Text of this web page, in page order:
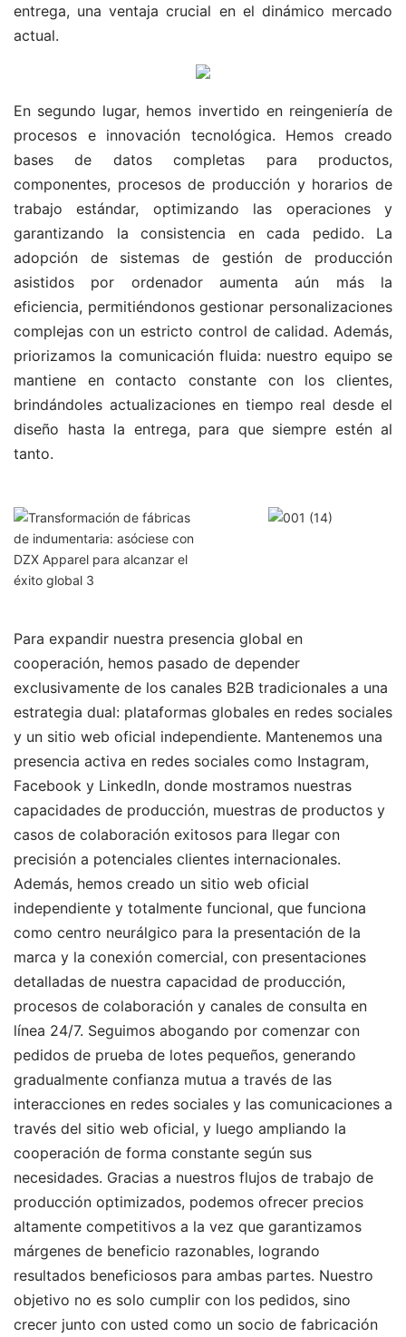
entrega, una ventaja crucial en el dinámico mercado
actual.
En segundo lugar, hemos invertido en reingeniería de
procesos e innovación tecnológica. Hemos creado
bases de datos completas para productos,
componentes, procesos de producción y horarios de
trabajo estándar, optimizando las operaciones y
garantizando la consistencia en cada pedido. La
adopción de sistemas de gestión de producción
asistidos por ordenador aumenta aún más la
eficiencia, permitiéndonos gestionar personalizaciones
complejas con un estricto control de calidad. Además,
priorizamos la comunicación fluida: nuestro equipo se
mantiene en contacto constante con los clientes,
brindándoles actualizaciones en tiempo real desde el
diseño hasta la entrega, para que siempre estén al
tanto.
Para expandir nuestra presencia global en
cooperación, hemos pasado de depender
exclusivamente de los canales B2B tradicionales a una
estrategia dual: plataformas globales en redes sociales
y un sitio web oficial independiente. Mantenemos una
presencia activa en redes sociales como Instagram,
Facebook y LinkedIn, donde mostramos nuestras
capacidades de producción, muestras de productos y
casos de colaboración exitosos para llegar con
precisión a potenciales clientes internacionales.
Además, hemos creado un sitio web oficial
independiente y totalmente funcional, que funciona
como centro neurálgico para la presentación de la
marca y la conexión comercial, con presentaciones
detalladas de nuestra capacidad de producción,
procesos de colaboración y canales de consulta en
línea 24/7. Seguimos abogando por comenzar con
pedidos de prueba de lotes pequeños, generando
gradualmente confianza mutua a través de las
interacciones en redes sociales y las comunicaciones a
través del sitio web oficial, y luego ampliando la
cooperación de forma constante según sus
necesidades. Gracias a nuestros flujos de trabajo de
producción optimizados, podemos ofrecer precios
altamente competitivos a la vez que garantizamos
márgenes de beneficio razonables, logrando
resultados beneficiosos para ambas partes. Nuestro
objetivo no es solo cumplir con los pedidos, sino
crecer junto con usted como un socio de fabricación